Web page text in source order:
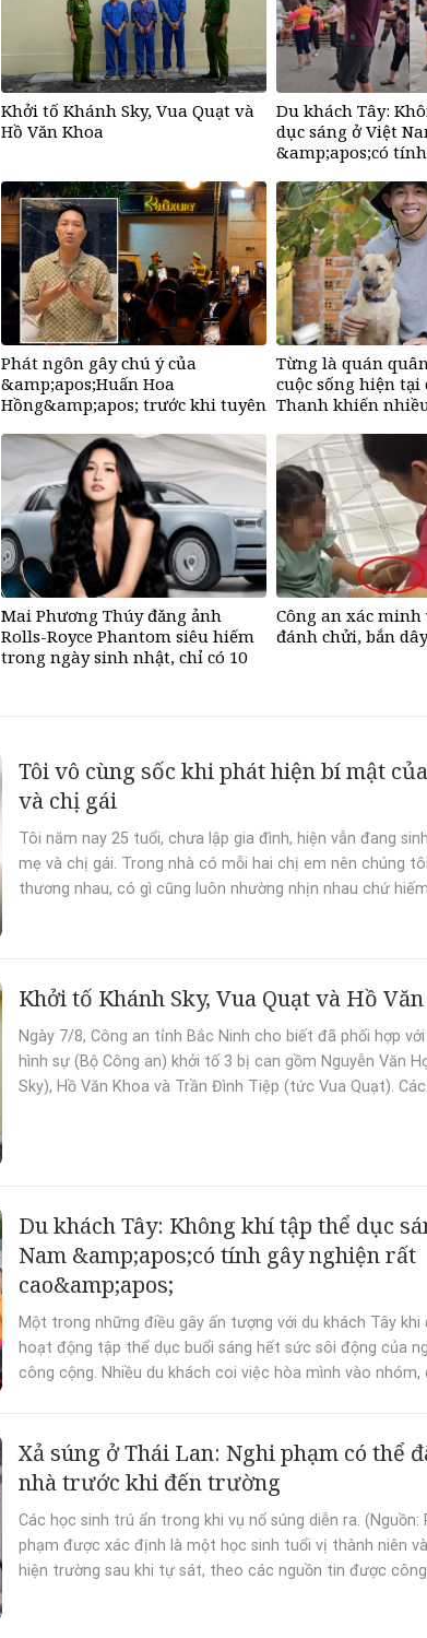
Khởi tố Khánh Sky, Vua Quạt và
Hồ Văn Khoa
Du khách Tây:
dục sáng ở Việt
&amp;apos;có
Phát ngôn gây chú ý của
&amp;apos;Huấn Hoa
Hồng&amp;apos; trước khi tuyên
Từng là quán
cuộc sống hiện tại
Thanh khiến
Mai Phương Thúy đăng ảnh
Rolls-Royce Phantom siêu hiếm
trong ngày sinh nhật, chỉ có 10
Công an xác minh
đánh chửi, bắn
Tôi vô cùng sốc khi phát hiện bí mật
và chị gái
Tôi năm nay 25 tuổi, chưa lập gia đình, hiện vẫn đang
mẹ và chị gái. Trong nhà có mỗi hai chị em nên chúng
thương nhau, có gì cũng luôn nhường nhịn nhau chứ
Khởi tố Khánh Sky, Vua Quạt và Hồ
Ngày 7/8, Công an tỉnh Bắc Ninh cho biết đã phối hợp
hình sự (Bộ Công an) khởi tố 3 bị can gồm Nguyễn Văn
Sky), Hồ Văn Khoa và Trần Đình Tiệp (tức Vua Quạt).
Du khách Tây: Không khí tập thể dục
Nam &amp;apos;có tính gây nghiện rất
cao&amp;apos;
Một trong những điều gây ấn tượng với du khách Tây khi
hoạt động tập thể dục buổi sáng hết sức sôi động của
công cộng. Nhiều du khách coi việc hòa mình vào nhóm,
Xả súng ở Thái Lan: Nghi phạm có thể
nhà trước khi đến trường
Các học sinh trú ẩn trong khi vụ nổ súng diễn ra. (Nguồn:
phạm được xác định là một học sinh tuổi vị thành niên
hiện trường sau khi tự sát, theo các nguồn tin được